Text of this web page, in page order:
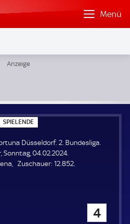
Menü
SPIELENDE
P
E
L
E
N
Düsseldorf. 2. Bundesliga.
Sonntag, 04.02.2024.
Zuschauer: Z
12.852.
07 4